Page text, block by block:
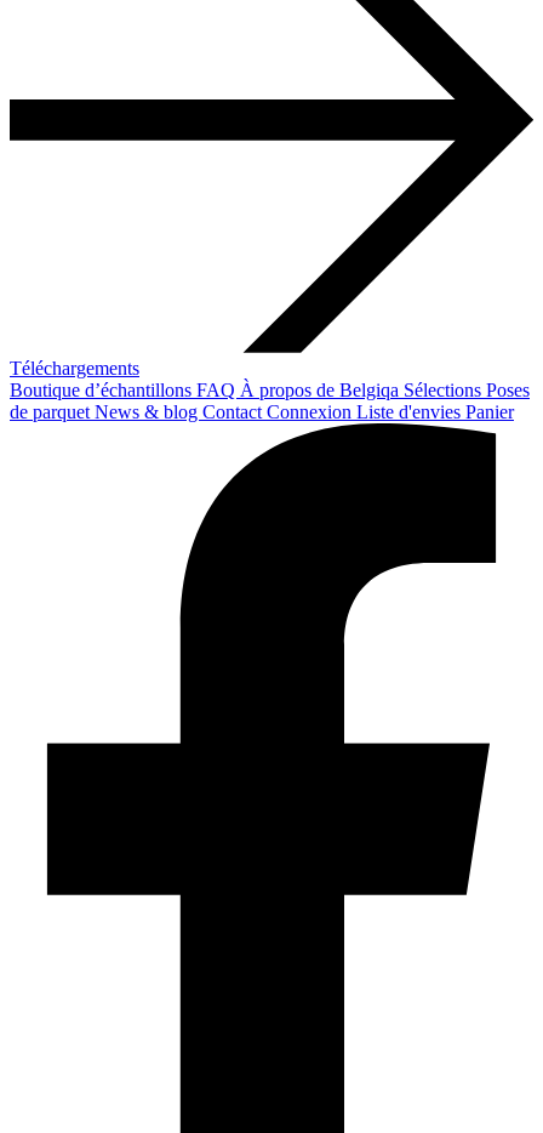
Téléchargements
Boutique d’échantillons FAQ À propos de Belgiqa Sélections Poses
de parquet News & blog Contact Connexion Liste d'envies Panier